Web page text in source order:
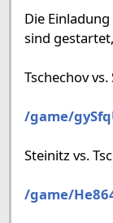
Die
sind gestartet,
Tschechov
/game/
Steinitz vs.
/game/